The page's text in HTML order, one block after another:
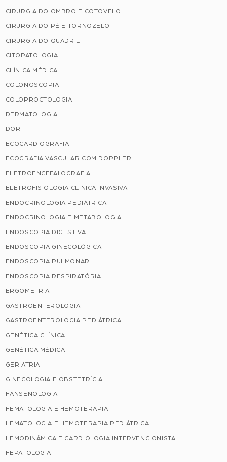
CIRURGIA DO OMBRO E COTOVELO
CIRURGIA DO PÉ E TORNOZELO
CIRURGIA DO QUADRIL
CITOPATOLOGIA
CLÍNICA MÉDICA
COLONOSCOPIA
COLOPROCTOLOGIA
DERMATOLOGIA
DOR
ECOCARDIOGRAFIA
ECOGRAFIA VASCULAR COM DOPPLER
ELETROENCEFALOGRAFIA
ELETROFISIOLOGIA CLINICA INVASIVA
ENDOCRINOLOGIA PEDIÁTRICA
ENDOCRINOLOGIA E METABOLOGIA
ENDOSCOPIA DIGESTIVA
ENDOSCOPIA GINECOLÓGICA
ENDOSCOPIA PULMONAR
ENDOSCOPIA RESPIRATÓRIA
ERGOMETRIA
GASTROENTEROLOGIA
GASTROENTEROLOGIA PEDIÁTRICA
GENÉTICA CLÍNICA
GENÉTICA MÉDICA
GERIATRIA
GINECOLOGIA E OBSTETRÍCIA
HANSENOLOGIA
HEMATOLOGIA E HEMOTERAPIA
HEMATOLOGIA E HEMOTERAPIA PEDIÁTRICA
HEMODINÂMICA E CARDIOLOGIA INTERVENCIONISTA
HEPATOLOGIA